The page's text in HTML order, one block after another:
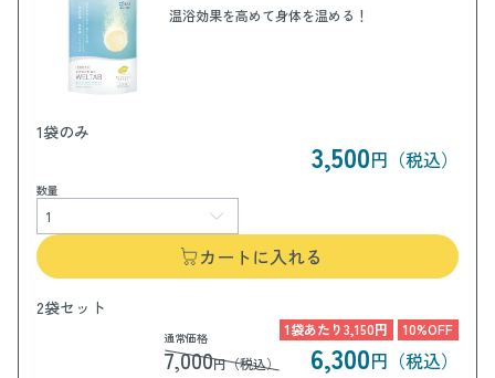
温浴効果を高めて身体を温める！
1袋のみ
3,500円（税込）
数量
カートに入れる
2袋セット
通常価格
7,000円（税込）
1袋あたり3,150円 10%OFF
6,300円（税込）